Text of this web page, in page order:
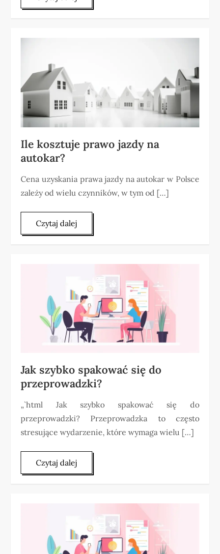
Ile kosztuje prawo jazdy na
autokar?
Cena uzyskania prawa jazdy na autokar w Polsce
zależy od wielu czynników, w tym od […]
Czytaj dalej
Jak szybko spakować się do
przeprowadzki?
„`html Jak szybko spakować się do
przeprowadzki? Przeprowadzka to często
stresujące wydarzenie, które wymaga wielu […]
Czytaj dalej